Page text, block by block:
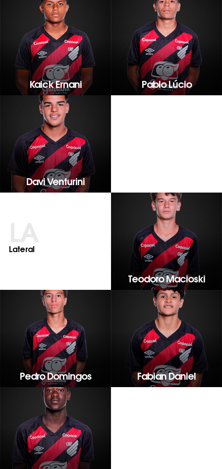
Kaick Ernani Pablo Lúcio
Davi Venturini
Lateral
Teodoro Macioski
Pedro Domingos Fabian Daniel